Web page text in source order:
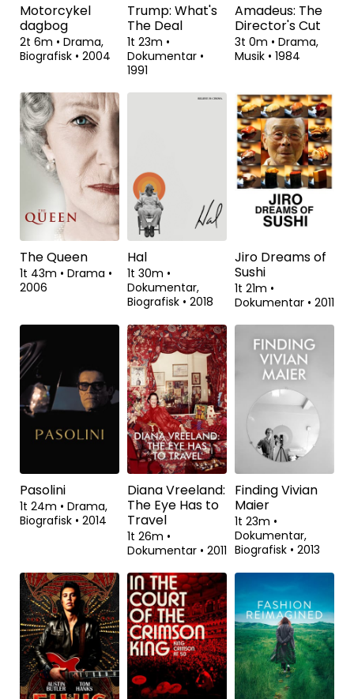
Motorcykel
dagbog
2t 6m • Drama,
Biografisk • 2004
Trump: What's
The Deal
1t 23m •
Dokumentar •
1991
Amadeus: The
Director's Cut
3t 0m • Drama,
Musik • 1984
The Queen
1t 43m • Drama •
2006
Hal
1t 30m •
Dokumentar,
Biografisk • 2018
Jiro Dreams of
Sushi
1t 21m •
Dokumentar • 2011
Pasolini
1t 24m • Drama,
Biografisk • 2014
Diana Vreeland:
The Eye Has to
Travel
1t 26m •
Dokumentar • 2011
Finding Vivian
Maier
1t 23m •
Dokumentar,
Biografisk • 2013